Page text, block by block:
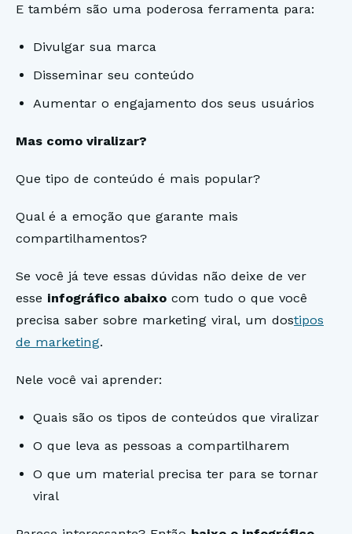
E também são uma poderosa ferramenta para:
Divulgar sua marca
Disseminar seu conteúdo
Aumentar o engajamento dos seus usuários
Mas como viralizar?
Que tipo de conteúdo é mais popular?
Qual é a emoção que garante mais
compartilhamentos?
Se você já teve essas dúvidas não deixe de ver
esse infográfico abaixo com tudo o que você
precisa saber sobre marketing viral, um dostipos
de marketing.
Nele você vai aprender:
Quais são os tipos de conteúdos que viralizar
O que leva as pessoas a compartilharem
O que um material precisa ter para se tornar
viral